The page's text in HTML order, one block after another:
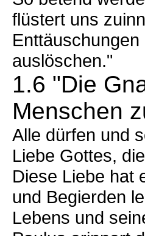
flüstert uns
auslöschen."
1.6 "Die
Menschen
Alle dürfen und
Liebe Gottes,
Diese Liebe hat
und Begierden
Lebens und